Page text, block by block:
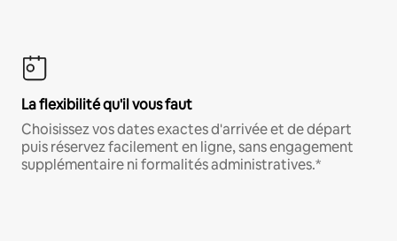
La flexibilité qu'il vous faut
Choisissez vos dates exactes d'arrivée et de départ
puis réservez facilement en ligne, sans engagement
supplémentaire ni formalités administratives.*